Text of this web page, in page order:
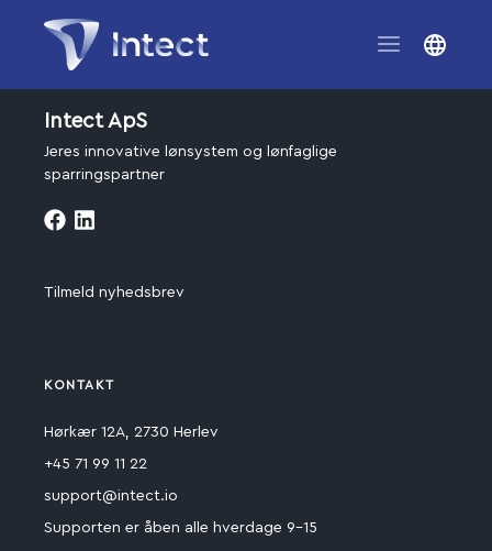
Intect ApS
Jeres innovative lønsystem og lønfaglige
sparringspartner
Tilmeld nyhedsbrev
KONTAKT
Hørkær 12A, 2730 Herlev
+45 71 99 11 22
support@intect.io
Supporten er åben alle hverdage 9-15